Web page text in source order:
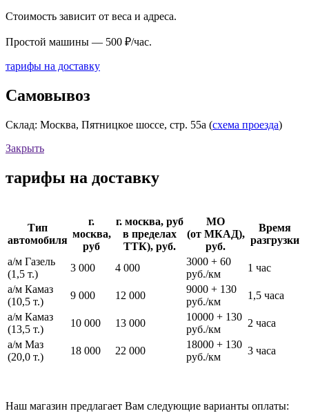
Стоимость зависит от веса и адреса.
Простой машины — 500 ₽/час.
тарифы на доставку
Самовывоз
Склад: Москва, Пятницкое шоссе, стр. 55а (схема проезда)
Закрыть
тарифы на доставку
Тип
автомобиля
г.
москва,
руб
г. москва, руб
в пределах
ТТК), руб.
МО
(от МКАД),
руб.
Время
разгрузки
а/м Газель
(1,5 т.)
3 000 4 000
3000 + 60
руб./км
1 час
а/м Камаз
(10,5 т.)
9 000 12 000
9000 + 130
руб./км
1,5 часа
а/м Камаз
(13,5 т.)
10 000 13 000
10000 + 130
руб./км
2 часа
а/м Маз
(20,0 т.)
18 000 22 000
18000 + 130
руб./км
3 часа
Наш магазин предлагает Вам следующие варианты оплаты: